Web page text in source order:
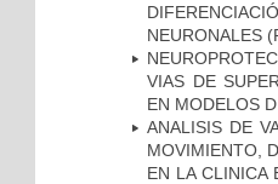
NEURONALES
VIAS DE
EN MODELOS
ANALISIS DE
MOVIMIENTO,
EN LA CLINICA